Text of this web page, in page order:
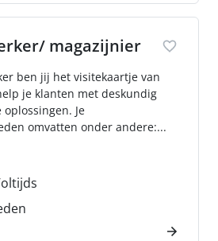
magazijnier
ben jij het visitekaartje van
je klanten met deskundig
Je
omvatten onder andere:...